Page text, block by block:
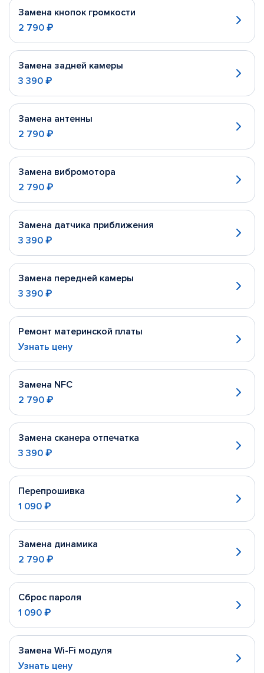
Замена кнопок громкости
2 790 ₽
Замена задней камеры
3 390 ₽
Замена антенны
2 790 ₽
Замена вибромотора
2 790 ₽
Замена датчика приближения
3 390 ₽
Замена передней камеры
3 390 ₽
Ремонт материнской платы
Узнать цену
Замена NFC
2 790 ₽
Замена сканера отпечатка
3 390 ₽
Перепрошивка
1 090 ₽
Замена динамика
2 790 ₽
Сброс пароля
1 090 ₽
Замена Wi-Fi модуля
Узнать цену